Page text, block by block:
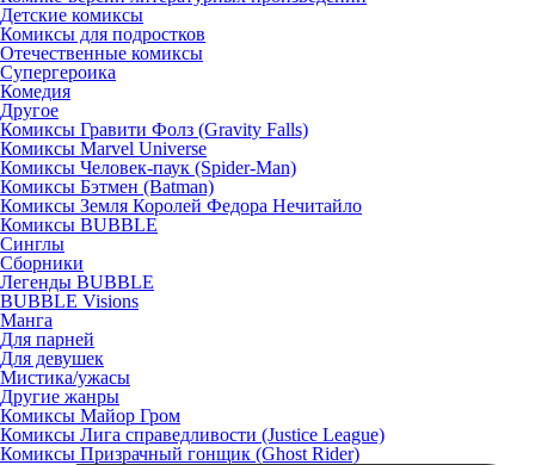
Детские комиксы
Комиксы для подростков
Отечественные комиксы
Супергероика
Комедия
Другое
Комиксы Гравити Фолз (Gravity Falls)
Комиксы Marvel Universe
Комиксы Человек-паук (Spider-Man)
Комиксы Бэтмен (Batman)
Комиксы Земля Королей Федора Нечитайло
Комиксы BUBBLE
Синглы
Сборники
Легенды BUBBLE
BUBBLE Visions
Манга
Для парней
Для девушек
Мистика/ужасы
Другие жанры
Комиксы Майор Гром
Комиксы Лига справедливости (Justice League)
Комиксы Призрачный гонщик (Ghost Rider)